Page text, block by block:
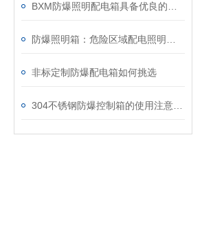
非标定制防爆配电箱如何挑选